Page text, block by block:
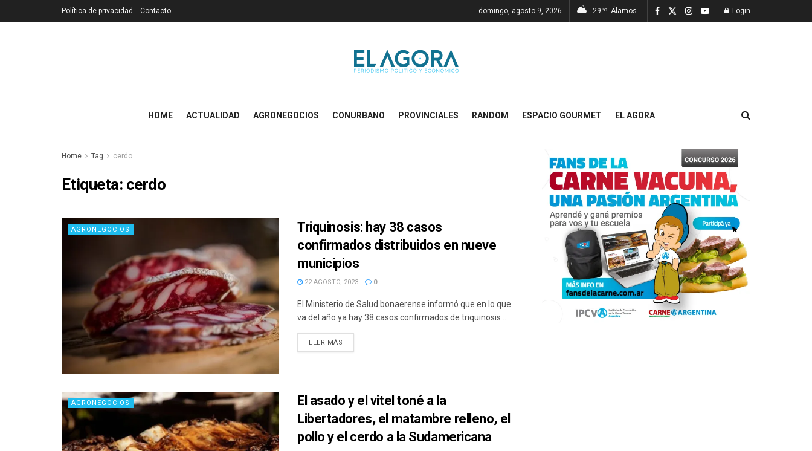
Política de privacidad Contacto domingo, agosto 9, 2026 29 °C Álamos Login
HOME ACTUALIDAD AGRONEGOCIOS CONURBANO PROVINCIALES RANDOM ESPACIO GOURMET EL AGORA
Home Tag cerdo
Etiqueta: cerdo
AGRONEGOCIOS
Triquinosis: hay 38 casos
confirmados distribuidos en nueve
municipios
22 AGOSTO, 2023 0
El Ministerio de Salud bonaerense informó que en lo que
va del año ya hay 38 casos confirmados de triquinosis ...
LEER MÁS
AGRONEGOCIOS
El asado y el vitel toné a la
Libertadores, el matambre relleno, el
pollo y el cerdo a la Sudamericana